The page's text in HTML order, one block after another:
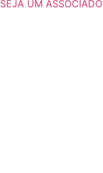
SEJA UM ASSOCIADO